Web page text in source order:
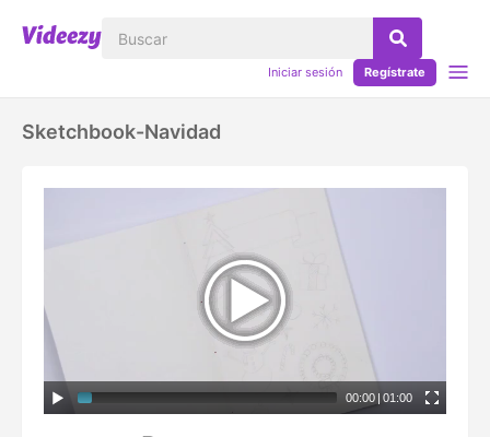
Iniciar sesión Regístrate
Sketchbook-Navidad
00:00 | 01:00